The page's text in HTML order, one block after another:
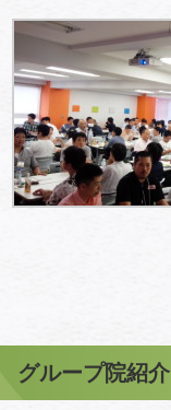
グループ院紹介